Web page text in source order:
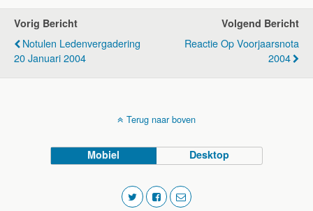
e
b
o
o
n
Vorig Bericht
Notulen Ledenvergadering
20 Januari 2004
Volgend Bericht
Reactie Op Voorjaarsnota
2004
Terug naar boven
Mobiel Desktop